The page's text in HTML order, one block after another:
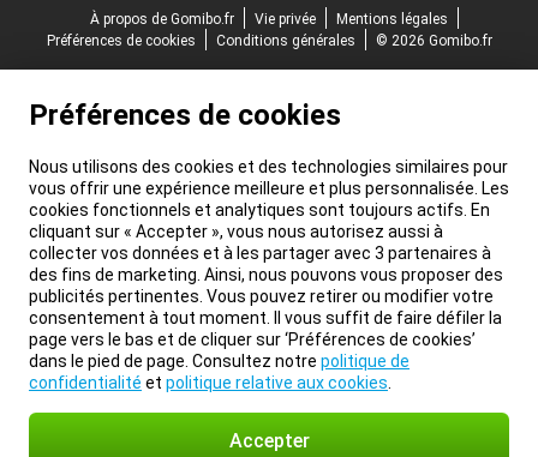
À propos de Gomibo.fr
Vie privée
Mentions légales
Préférences de cookies
Conditions générales © 2026 Gomibo.fr
Préférences de cookies
Nous utilisons des cookies et des technologies similaires pour
vous offrir une expérience meilleure et plus personnalisée. Les
cookies fonctionnels et analytiques sont toujours actifs. En
cliquant sur « Accepter », vous nous autorisez aussi à
collecter vos données et à les partager avec 3 partenaires à
des fins de marketing. Ainsi, nous pouvons vous proposer des
publicités pertinentes. Vous pouvez retirer ou modifier votre
consentement à tout moment. Il vous suffit de faire défiler la
page vers le bas et de cliquer sur ‘Préférences de cookies’
dans le pied de page. Consultez notre politique de
confidentialité et politique relative aux cookies
Accepter